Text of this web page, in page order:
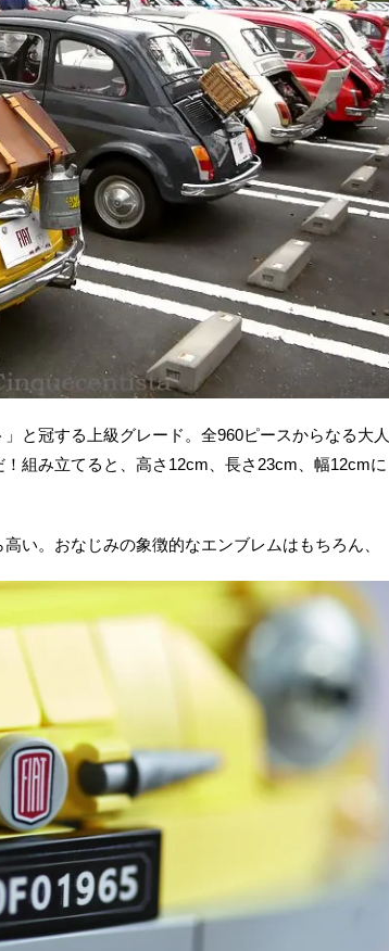
と冠する上級グレード。全960ピースからなる大人
組み立てると、高さ12cm、長さ23cm、幅12cmに
い。おなじみの象徴的なエンブレムはもちろん、